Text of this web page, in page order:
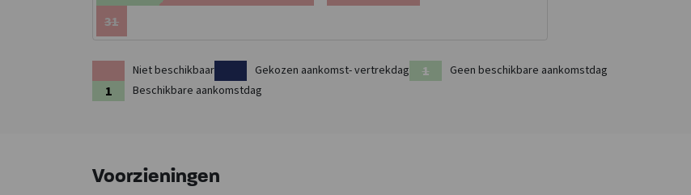
31
Niet beschikbaar Gekozen aankomst- vertrekdag
Geen beschikbare aankomstdag
Beschikbare aankomstdag
Voorzieningen